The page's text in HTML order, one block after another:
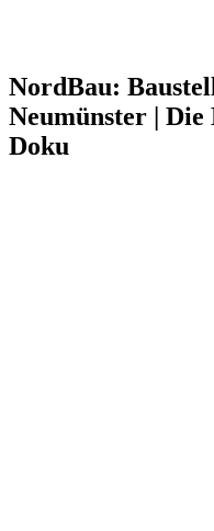
NordBau:
Neumünster |
Doku